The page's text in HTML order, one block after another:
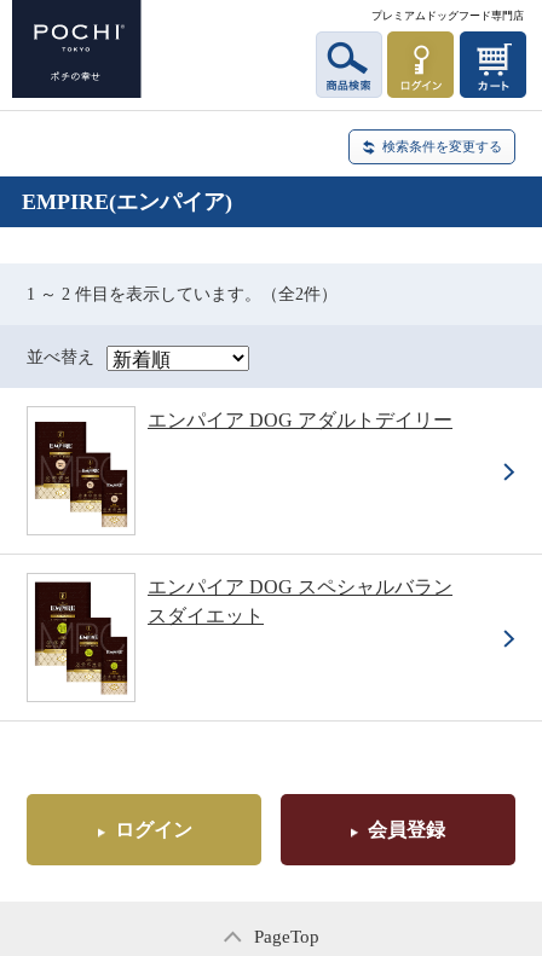
プレミアムドッグフード専門店
検索条件を変更する
EMPIRE(エンパイア)
1 ～ 2 件目を表示しています。（全2件）
並べ替え
エンパイア DOG アダルトデイリー
エンパイア DOG スペシャルバラン
スダイエット
ログイン 会員登録
PageTop